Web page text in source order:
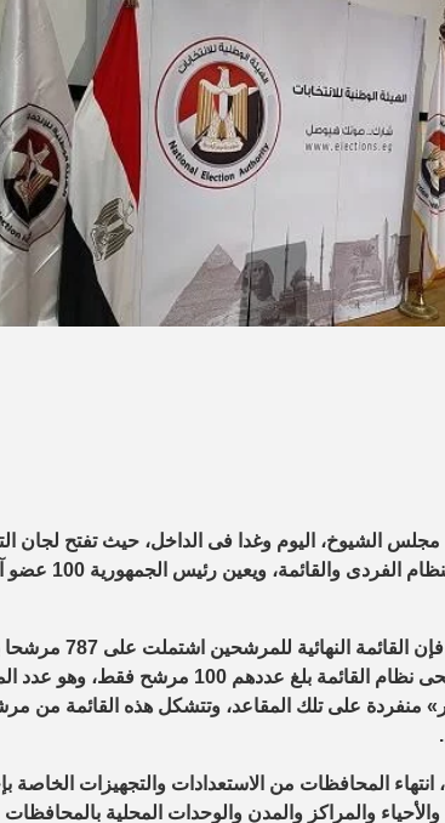
الشيوخ، اليوم وغدا فى الداخل، حيث تفتح لجان
المجلس بواقع 200
ووفقا لما أعلنته
على محافظات الجمهورية، علما بأن مرشحى نظام
منفردة على تلك المقاعد، وتتشكل هذه القائمة من
المحافظات من الاستعدادات والتجهيزات الخاصة
والأحياء والمراكز والمدن والوحدات المحلية